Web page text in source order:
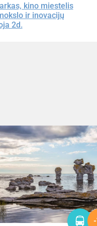
kino miestelis
ir inovacijų
2d.